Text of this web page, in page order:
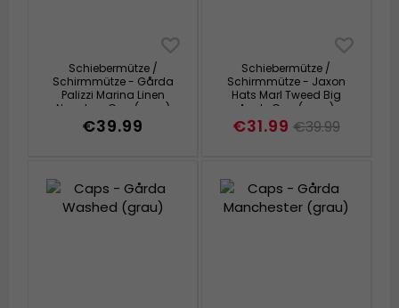
Schiebermütze /
Schirmmütze - Gårda
Palizzi Marina Linen
Newsboy Cap (grau)
€39.99
Schiebermütze /
Schirmmütze - Jaxon
Hats Marl Tweed Big
Apple Cap (grau)
€31.99 €39.99